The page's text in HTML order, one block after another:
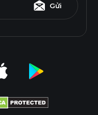
Gửi